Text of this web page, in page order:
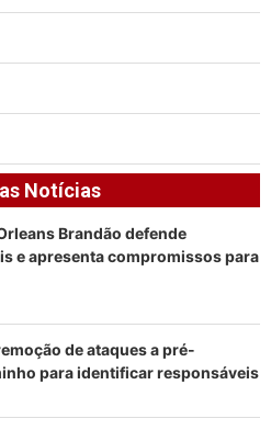
Notícias
Brandão defende
e apresenta compromissos para
de ataques a pré-
para identificar responsáveis